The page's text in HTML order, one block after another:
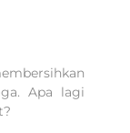
Apa lagi